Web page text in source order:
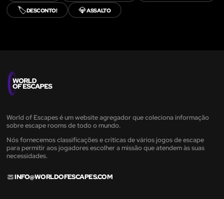
🏷️DESCONTO! 💎ASSALTO
World of Escapes é um website agregador que coleciona informação
sobre escape rooms de todo o mundo.
Nós fornecemos classificações e críticas de vários jogos de escape
para permitir aos jogadores escolher a missão que atendem às suas
necessidades.
INFO@WORLDOFESCAPES.COM